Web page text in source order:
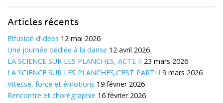
Articles récents
Effusion d’idées 12 mai 2026
Une journée dédiée à la danse 12 avril 2026
LA SCIENCE SUR LES PLANCHES, ACTE II 23 mars 2026
LA SCIENCE SUR LES PLANCHES,C’EST PARTI ! 9 mars 2026
Vitesse, force et émotions 19 février 2026
Rencontre et chorégraphie 16 février 2026